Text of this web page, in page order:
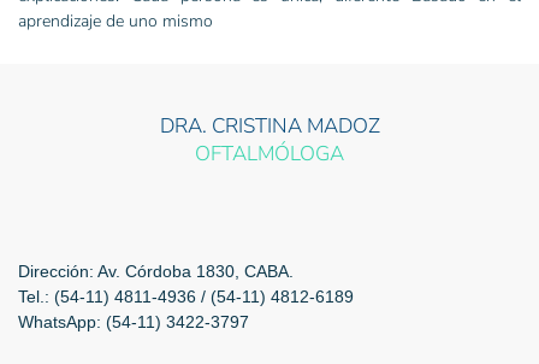
aprendizaje de uno mismo
DRA. CRISTINA MADOZ
OFTALMÓLOGA
Dirección: Av. Córdoba 1830, CABA.
Tel.: (54-11) 4811-4936 / (54-11) 4812-6189
WhatsApp: (54-11) 3422-3797